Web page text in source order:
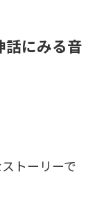
話にみる音
トーリーで